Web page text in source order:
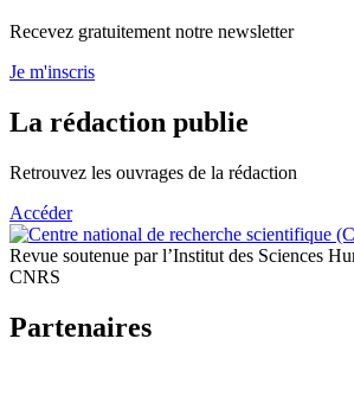
Recevez gratuitement notre newsletter
Je m'inscris
La rédaction publie
Retrouvez les ouvrages de la rédaction
Accéder
Revue soutenue par l’Institut des Sciences
CNRS
Partenaires